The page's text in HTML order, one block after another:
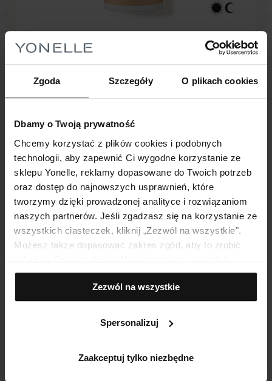
Zgoda Szczegóły O plikach cookies
Dbamy o Twoją prywatność
Chcemy korzystać z plików cookies i podobnych
technologii, aby zapewnić Ci wygodne korzystanie ze
sklepu Yonelle, reklamy dopasowane do Twoich potrzeb
oraz dostęp do najnowszych usprawnień, które
tworzymy dzięki prowadzonej analityce i rozwiązaniom
naszych partnerów. Jeśli zgadzasz się na korzystanie ze
wszystkich ciasteczek, kliknij „Zezwól na wszystkie".
Możesz także dopasować zakres zgód, aby to zrobić
kliknij w „Spersonalizuj". Możesz zawsze wycofać
zgodę, np. zmieniając ustawienia cookies, usuwając je
lub zmieniając ustawienia przeglądarki.
Zezwól na wszystkie
Spersonalizuj
Zaakceptuj tylko niezbędne
%
36 pkt.
219,00
175,20zł
Najniższa cena z 30 dni przed obniżką:219,00zł-20%
NUTRIFUSÍON
Ciała Z Ceramidami Supreme
Dodaj do koszyka
Historia zamówień
Regulamin [starszy]
Odstąpienie od umowy